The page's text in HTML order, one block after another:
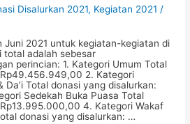
Disalurkan 2021, Kegiatan 2021 /
Juni 2021 untuk kegiatan-kegiatan di
total adalah sebesar
perincian: 1. Kategori Umum Total
2. Kategori
Da’i Total donasi yang disalurkan:
Sedekah Buka Puasa Total
4. Kategori Wakaf
donasi yang disalurkan: …